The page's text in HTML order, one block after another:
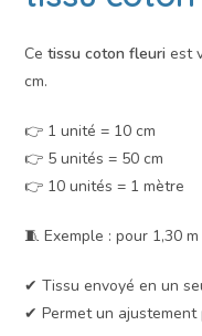
Cetissu coton fleuri est
cm.
👉 1 unité = 10 cm
👉 5 unités = 50 cm
👉 10 unités = 1 mètre
🧵 Exemple : pour 1,30
✔ Tissu envoyé en un
✔ Permet un ajustement